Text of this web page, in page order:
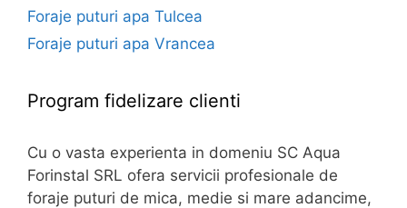
Foraje puturi apa Tulcea
Foraje puturi apa Vrancea
Program fidelizare clienti
Cu o vasta experienta in domeniu SC Aqua
Forinstal SRL ofera servicii profesionale de
foraje puturi de mica, medie si mare adancime,